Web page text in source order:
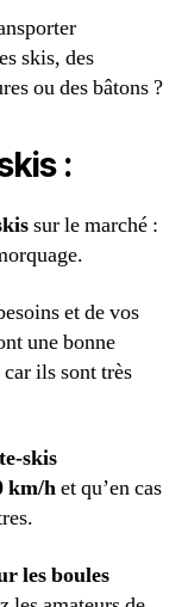
skis, des
ou des bâtons ?
:
sur le marché :
et de vos
une bonne
ils sont très
skis
km/het qu’en cas
les boules